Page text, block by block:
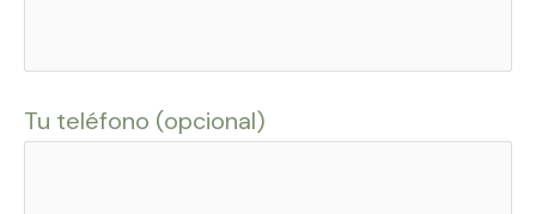
Tu teléfono (opcional)